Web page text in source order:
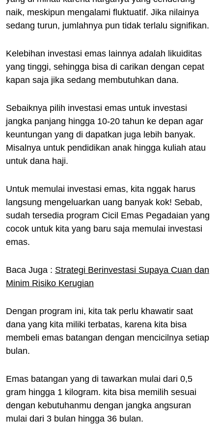
naik, meskipun mengalami fluktuatif. Jika nilainya
sedang turun, jumlahnya pun tidak terlalu signifikan.
Kelebihan investasi emas lainnya adalah likuiditas
yang tinggi, sehingga bisa di carikan dengan cepat
kapan saja jika sedang membutuhkan dana.
Sebaiknya pilih investasi emas untuk investasi
jangka panjang hingga 10-20 tahun ke depan agar
keuntungan yang di dapatkan juga lebih banyak.
Misalnya untuk pendidikan anak hingga kuliah atau
untuk dana haji.
Untuk memulai investasi emas, kita nggak harus
langsung mengeluarkan uang banyak kok! Sebab,
sudah tersedia program Cicil Emas Pegadaian yang
cocok untuk kita yang baru saja memulai investasi
emas.
Baca Juga : Strategi Berinvestasi Supaya Cuan dan
Minim Risiko Kerugian
Dengan program ini, kita tak perlu khawatir saat
dana yang kita miliki terbatas, karena kita bisa
membeli emas batangan dengan mencicilnya setiap
bulan.
Emas batangan yang di tawarkan mulai dari 0,5
gram hingga 1 kilogram. kita bisa memilih sesuai
dengan kebutuhanmu dengan jangka angsuran
mulai dari 3 bulan hingga 36 bulan.